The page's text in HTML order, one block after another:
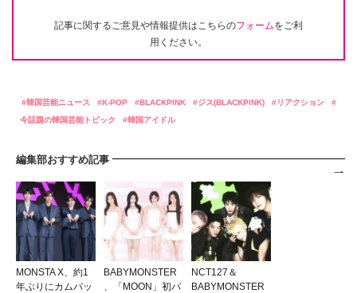
記事に関するご意見や情報提供はこちらのフォームをご利
用ください。
韓国芸能ニュース K-POP BLACKPINK ジス(BLACKPINK)
リアクション
今話題の韓国芸能トピック
韓国アイドル
編集部おすすめ記事
MONSTA X、約1
年ぶりにカムバッ
BABYMONSTER
、「MOON」初パ
NCT127＆
BABYMONSTER